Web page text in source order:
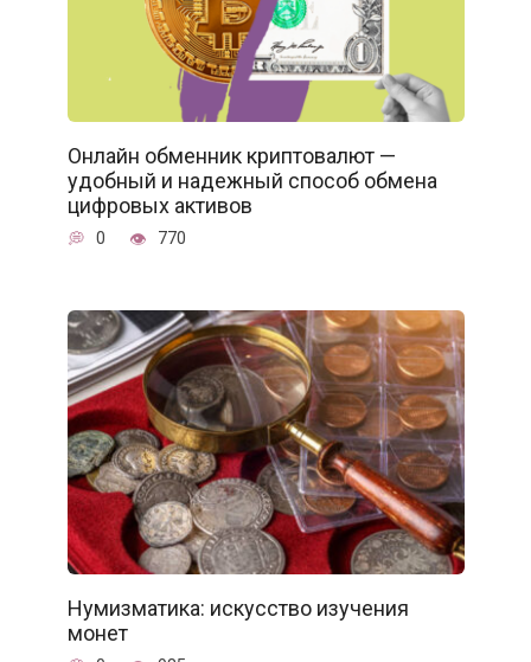
Онлайн обменник криптовалют —
удобный и надежный способ обмена
цифровых активов
0 770
Нумизматика: искусство изучения
монет